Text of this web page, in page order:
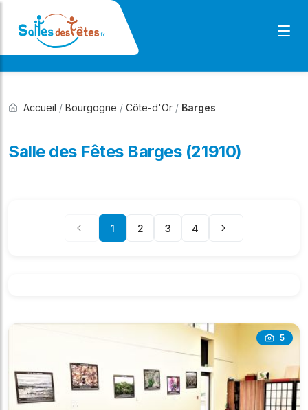
Accueil / Bourgogne / Côte-d'Or / Barges
Salle des Fêtes Barges (21910)
1 2 3 4
5